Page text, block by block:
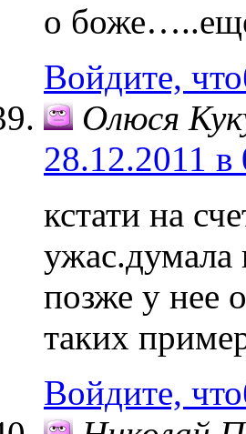
о
Войдите,
Олюся
28.12.2011 в
кстати на
ужас.думала
позже у нее
таких
Войдите,